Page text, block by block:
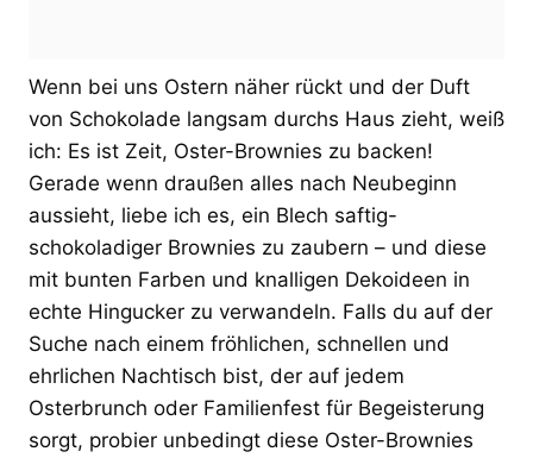
Wenn bei uns Ostern näher rückt und der Duft
von Schokolade langsam durchs Haus zieht, weiß
ich: Es ist Zeit, Oster-Brownies zu backen!
Gerade wenn draußen alles nach Neubeginn
aussieht, liebe ich es, ein Blech saftig-
schokoladiger Brownies zu zaubern – und diese
mit bunten Farben und knalligen Dekoideen in
echte Hingucker zu verwandeln. Falls du auf der
Suche nach einem fröhlichen, schnellen und
ehrlichen Nachtisch bist, der auf jedem
Osterbrunch oder Familienfest für Begeisterung
sorgt, probier unbedingt diese Oster-Brownies